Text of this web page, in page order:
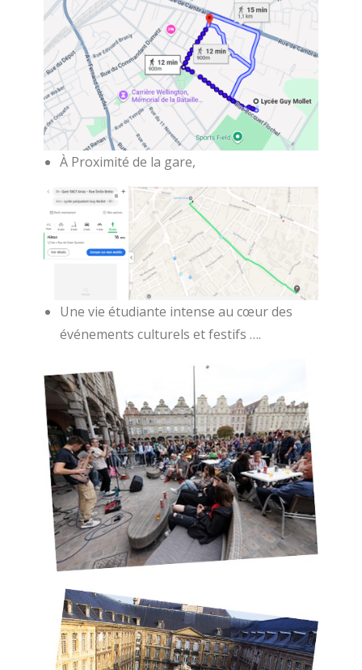
À Proximité de la gare,
Une vie étudiante intense au cœur des
événements culturels et festifs ….